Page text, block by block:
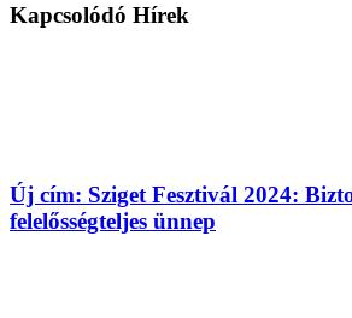
Kapcsolódó Hírek
Új cím: Sziget Fesztivál 2024:
felelősségteljes ünnep